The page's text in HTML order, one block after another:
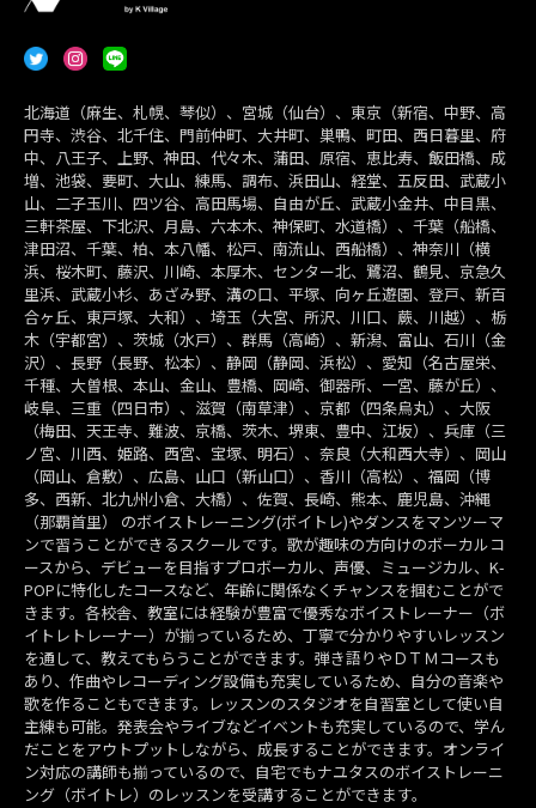
北海道（麻生、札幌、琴似）、宮城（仙台）、東京（新宿、中野、高
円寺、渋谷、北千住、門前仲町、大井町、巣鴨、町田、西日暮里、府
中、八王子、上野、神田、代々木、蒲田、原宿、恵比寿、飯田橋、成
増、池袋、要町、大山、練馬、調布、浜田山、経堂、五反田、武蔵小
山、二子玉川、四ツ谷、高田馬場、自由が丘、武蔵小金井、中目黒、
三軒茶屋、下北沢、月島、六本木、神保町、水道橋）、千葉（船橋、
津田沼、千葉、柏、本八幡、松戸、南流山、西船橋）、神奈川（横
浜、桜木町、藤沢、川崎、本厚木、センター北、鷺沼、鶴見、京急久
里浜、武蔵小杉、あざみ野、溝の口、平塚、向ヶ丘遊園、登戸、新百
合ヶ丘、東戸塚、大和）、埼玉（大宮、所沢、川口、蕨、川越）、栃
木（宇都宮）、茨城（水戸）、群馬（高崎）、新潟、富山、石川（金
沢）、長野（長野、松本）、静岡（静岡、浜松）、愛知（名古屋栄、
千種、大曽根、本山、金山、豊橋、岡崎、御器所、一宮、藤が丘）、
岐阜、三重（四日市）、滋賀（南草津）、京都（四条烏丸）、大阪
（梅田、天王寺、難波、京橋、茨木、堺東、豊中、江坂）、兵庫（三
ノ宮、川西、姫路、西宮、宝塚、明石）、奈良（大和西大寺）、岡山
（岡山、倉敷）、広島、山口（新山口）、香川（高松）、福岡（博
多、西新、北九州小倉、大橋）、佐賀、長崎、熊本、鹿児島、沖縄
（那覇首里） のボイストレーニング(ボイトレ)やダンスをマンツーマ
ンで習うことができるスクールです。歌が趣味の方向けのボーカルコ
ースから、デビューを目指すプロボーカル、声優、ミュージカル、K-
POPに特化したコースなど、年齢に関係なくチャンスを掴むことがで
きます。各校舎、教室には経験が豊富で優秀なボイストレーナー（ボ
イトレトレーナー）が揃っているため、丁寧で分かりやすいレッスン
を通して、教えてもらうことができます。弾き語りやＤＴＭコースも
あり、作曲やレコーディング設備も充実しているため、自分の音楽や
歌を作ることもできます。レッスンのスタジオを自習室として使い自
主練も可能。発表会やライブなどイベントも充実しているので、学ん
だことをアウトプットしながら、成長することができます。オンライ
ン対応の講師も揃っているので、自宅でもナユタスのボイストレーニ
ング（ボイトレ）のレッスンを受講することができます。